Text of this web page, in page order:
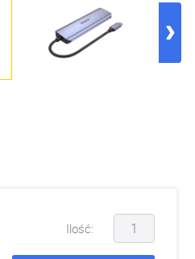
Ilość: